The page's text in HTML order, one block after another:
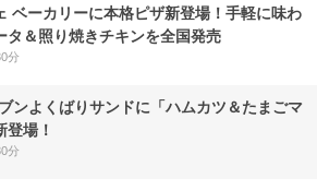
ベーカリーに本格ピザ新登場！手軽に味わ
タ＆照り焼きチキンを全国発売
分
ンよくばりサンドに「ハムカツ＆たまごマ
登場！
分